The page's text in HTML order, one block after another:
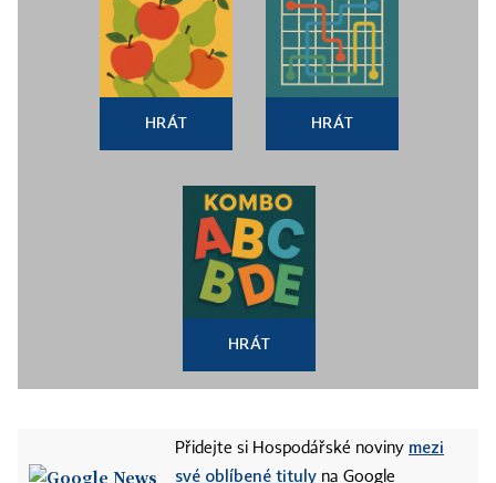
HRÁT HRÁT
HRÁT
Přidejte si Hospodářské noviny mezi
své oblíbené tituly na Google